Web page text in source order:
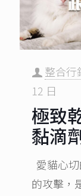
整合行
12 日
極致
黏滴
愛貓心
的攻擊，